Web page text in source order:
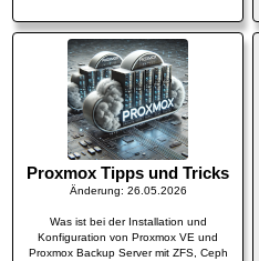
Proxmox Tipps und Tricks
Änderung: 26.05.2026
Was ist bei der Installation und
Konfiguration von Proxmox VE und
Proxmox Backup Server mit ZFS, Ceph